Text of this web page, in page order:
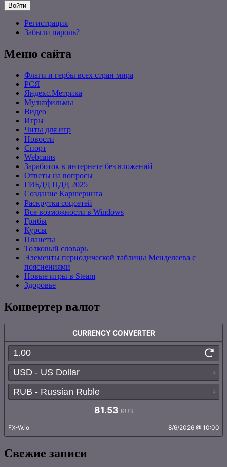
Войти
Регистрация
Забыли пароль?
Меню сайта
Флаги и гербы всех стран мира
РСЯ
Яндекс.Метрика
Мультфильмы
Видео
Игры
Читы для игр
Новости
Спорт
Webcams
Заработок в интернете без вложений
Ответы на вопросы
ГИБДД ПДД 2025
Создание Каршеринга
Раскрутка соцсетей
Все возможности в Windows
Грибы
Курсы
Планеты
Толковый словарь
Элементы периодической таблицы Менделеева с
пояснениями
Новые игры в Steam
Здоровье
Конвертер валют
Свежие записи